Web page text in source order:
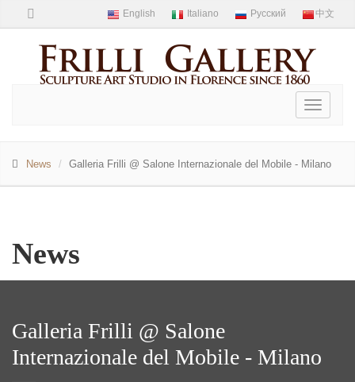
Toggle
News Galleria Frilli @ Salone Internazionale del Mobile - Milano
News
Galleria Frilli @ Salone
Internazionale del Mobile - Milano